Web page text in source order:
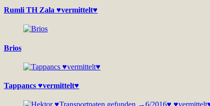
Rumli TH Zala ♥vermittelt♥
Brios
Tappancs ♥vermittelt♥